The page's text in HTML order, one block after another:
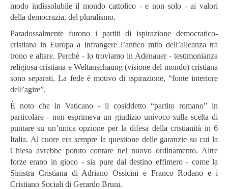
modo indissolubile il mondo cattolico - e non solo - ai valori
della democrazia, del pluralismo.
Paradossalmente furono i partiti di ispirazione democratico-
cristiana in Europa a infrangere l’antico mito dell’alleanza tra
trono e altare. Perchè - lo troviamo in Adenauer - testimonianza
religiosa cristiana e Weltanschaung (visione del mondo) cristiana
sono separati. La fede è motivo di ispirazione, “fonte interiore
dell’agire”.
È noto che in Vaticano - il cosiddetto “partito romano” in
particolare - non esprimeva un giudizio univoco sulla scelta di
puntare su un’unica opzione per la difesa della cristianità in 6
Italia. Al cuore era sempre la questione delle garanzie su cui la
Chiesa avrebbe potuto contare nel nuovo ordinamento. Altre
forze erano in gioco - sia pure dal destino effimero - come la
Sinistra Cristiana di Adriano Ossicini e Franco Rodano e i
Cristiano Sociali di Gerardo Bruni.